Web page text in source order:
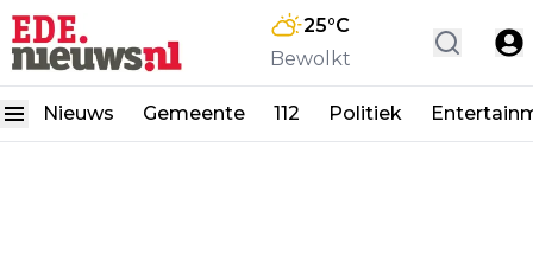
25°C
Bewolkt
Nieuws Gemeente 112 Politiek